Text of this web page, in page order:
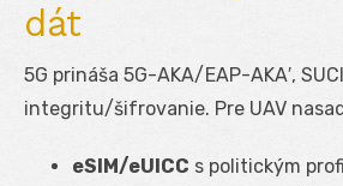
dát
5G prináša 5G-AKA/EAP-AKA′,
integritu/šifrovanie. Pre UAV
eSIM/eUICC s politickým